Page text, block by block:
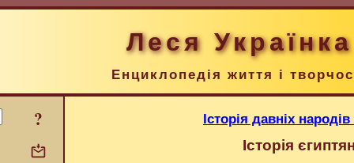
Леся Українка
Енциклопедія життя і
? Історія давніх
Історія